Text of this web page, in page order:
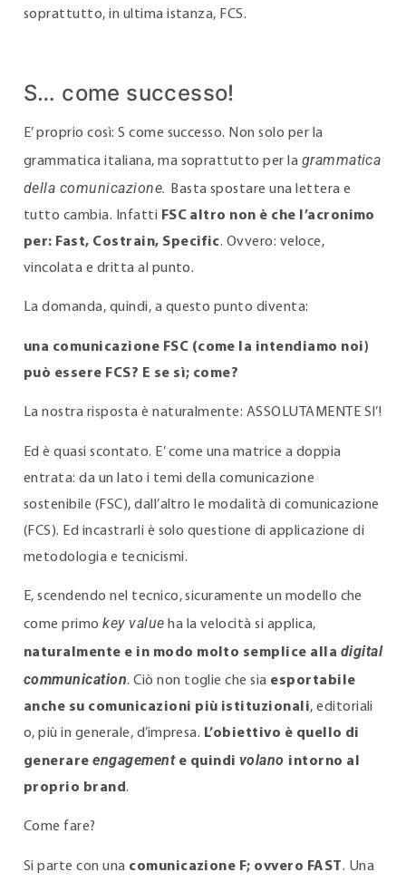
soprattutto, in ultima istanza, FCS.
S… come successo!
E’ proprio così: S come successo. Non solo per la
grammatica italiana, ma soprattutto per la grammatica
della comunicazione.
Basta spostare una lettera e
tutto cambia. Infatti FSC altro non è che l’acronimo
per: Fast, Costrain, Specific. Ovvero: veloce,
vincolata e dritta al punto.
La domanda, quindi, a questo punto diventa:
una comunicazione FSC (come la intendiamo noi)
può essere FCS? E se sì; come?
La nostra risposta è naturalmente: ASSOLUTAMENTE SI’!
Ed è quasi scontato. E’ come una matrice a doppia
entrata: da un lato i temi della comunicazione
sostenibile (FSC), dall’altro le modalità di comunicazione
(FCS). Ed incastrarli è solo questione di applicazione di
metodologia e tecnicismi.
E, scendendo nel tecnico, sicuramente un modello che
come primokey value ha la velocità si applica,
naturalmente e in modo molto semplice alla digital
communication. Ciò non toglie che sia esportabile
anche su comunicazioni più istituzionali, editoriali
o, più in generale, d’impresa. L’obiettivo è quello di
generareengagemente quindi volano intorno al
proprio brand.
Come fare?
Si parte con una comunicazione F; ovvero FAST. Una